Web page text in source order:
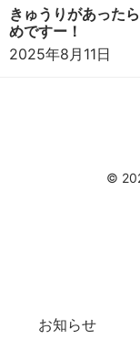
きゅうりがあった
めですー！
2025年8月11日
©
お知らせ